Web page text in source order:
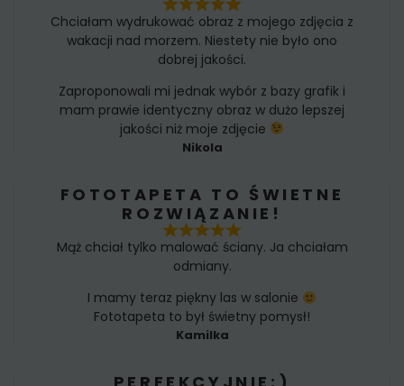
Chciałam wydrukować obraz z mojego zdjęcia z
wakacji nad morzem. Niestety nie było ono
dobrej jakości.
Zaproponowali mi jednak wybór z bazy grafik i
mam prawie identyczny obraz w dużo lepszej
jakości niż moje zdjęcie
Nikola
FOTOTAPETA TO ŚWIETNE
ROZWIĄZANIE!
Mąż chciał tylko malować ściany. Ja chciałam
odmiany.
I mamy teraz piękny las w salonie
Fototapeta to był świetny pomysł!
Kamilka